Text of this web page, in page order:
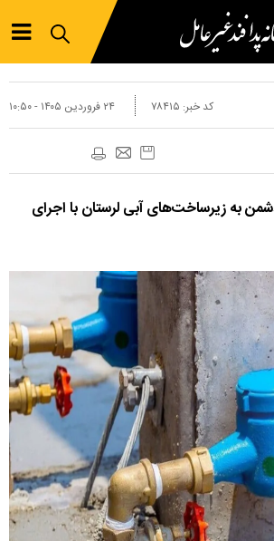
۲۴ فروردين ۱۴۰۵ - ۱۰:۵۰ کد خبر: ۷۸۴۱۵
به زیرساخت‌های آبی لرستان با اجرای